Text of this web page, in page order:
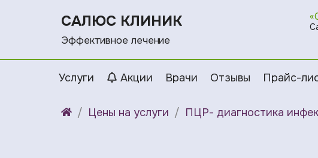
САЛЮС КЛИНИК
Эффективное лечение
Услуги Акции Врачи Отзывы Прайс-
Цены на услуги ПЦР- диагностика